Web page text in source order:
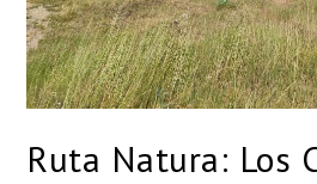
Ruta Natura: Los